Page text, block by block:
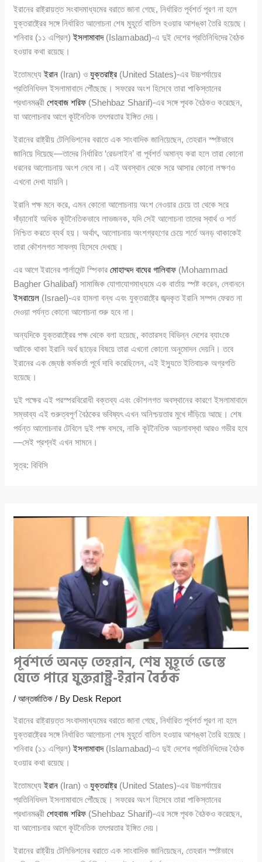
ইরানের রাষ্ট্রায়ত্ত সংবাদমাধ্যমের বরাতে জানা গেছে, নির্ধারিত পূর্বশর্ত পূরণ না হলে
যুক্তরাষ্ট্রের সঙ্গে নির্ধারিত আলোচনা শেষ মুহূর্তে বাতিল হওয়ার আশঙ্কা তৈরি হয়েছে।
শনিবার (১১ এপ্রিল)ইসলামাবাদ(Islamabad)-এ দুই দেশের প্রতিনিধিদের বৈঠক
হওয়ার কথা রয়েছে।
ইতোমধ্যেইরান (Iran) ওযুক্তরাষ্ট্র (United States)-এর উচ্চপর্যায়ের
প্রতিনিধিদল ইসলামাবাদে পৌঁছেছে। সফরের অংশ হিসেবে তারা পাকিস্তানের
প্রধানমন্ত্রীশেহবাজ শরিফ (Shehbaz Sharif)-এর সঙ্গে পৃথক বৈঠকও করেছেন,
যা আলোচনার আগে কূটনৈতিক তৎপরতার ইঙ্গিত দেয়।
ইরানের রাষ্ট্রীয় টেলিভিশনের বরাতে এক সাংবাদিক জানিয়েছেন, তেহরান স্পষ্টভাবে
জানিয়ে দিয়েছে—তাদের নির্ধারিত ‘রেডলাইন’ বা পূর্বশর্ত অমান্য করা হলে তারা কোনো
ধরনের আলোচনায় অংশ নেবে না। এই অবস্থান থেকে সরে আসার কোনো লক্ষণও
এখনো দেখা যায়নি।
ইরানি পক্ষ মনে করে, এমন কোনো আলোচনায় অংশ নেওয়ার চেয়ে তা থেকে সরে
দাঁড়ানোই অধিক কূটনৈতিকভাবে লাভজনক, যদি সেই আলোচনা তাদের স্বার্থ ও শর্ত
নিশ্চিত করতে ব্যর্থ হয়। অর্থাৎ, আলোচনায় অংশগ্রহণের চেয়ে শর্তে অনড় থাকাকেই
তারা কৌশলগত সাফল্য হিসেবে দেখছে।
এর আগে ইরানের পার্লামেন্ট স্পিকারমোহাম্মদ বাঘের গালিবাফ (Mohammad
Bagher Ghalibaf) সামাজিক যোগাযোগমাধ্যমে এক বার্তায় স্পষ্ট করেন, লেবাননে
ইসরায়েল (Israel)-এর হামলা বন্ধ এবং যুক্তরাষ্ট্রে জব্দকৃত ইরানি সম্পদ ফেরত না
দেওয়া পর্যন্ত কোনো আলোচনা শুরু হবে না।
অন্যদিকে যুক্তরাষ্ট্রের পক্ষ থেকে বলা হয়েছে, কাতারসহ বিভিন্ন দেশের ব্যাংকে
আটকে থাকা ইরানি অর্থ ছাড়ের বিষয়ে তারা এখনো কোনো অনুমোদন দেয়নি। তবে
ইরানের এক জ্যেষ্ঠ কর্মকর্তা পূর্বে দাবি করেছিলেন, এই ইস্যুতে ইতিবাচক অগ্রগতি
হয়েছে।
দুই পক্ষের এই পরস্পরবিরোধী বক্তব্য এবং কৌশলগত অবস্থানের কারণে ইসলামাবাদে
সম্ভাব্য এই গুরুত্বপূর্ণ বৈঠকের ভবিষ্যৎ এখন অনিশ্চয়তার মুখে দাঁড়িয়ে আছে। শেষ
পর্যন্ত আলোচনার টেবিলে দুই পক্ষ বসবে, নাকি কূটনৈতিক অচলাবস্থা আরও গভীর হবে
—সেই প্রশ্নই এখন সামনে।
সূত্র: বিবিসি
পূর্বশর্তে অনড় তেহরান, শেষ মুহূর্তে ভেস্তে
যেতে পারে যুক্তরাষ্ট্র-ইরান বৈঠক
/আন্তর্জাতিক / By Desk Report
ইরানের রাষ্ট্রায়ত্ত সংবাদমাধ্যমের বরাতে জানা গেছে, নির্ধারিত পূর্বশর্ত পূরণ না হলে
যুক্তরাষ্ট্রের সঙ্গে নির্ধারিত আলোচনা শেষ মুহূর্তে বাতিল হওয়ার আশঙ্কা তৈরি হয়েছে।
শনিবার (১১ এপ্রিল)ইসলামাবাদ(Islamabad)-এ দুই দেশের প্রতিনিধিদের বৈঠক
হওয়ার কথা রয়েছে।
ইতোমধ্যেইরান (Iran) ওযুক্তরাষ্ট্র (United States)-এর উচ্চপর্যায়ের
প্রতিনিধিদল ইসলামাবাদে পৌঁছেছে। সফরের অংশ হিসেবে তারা পাকিস্তানের
প্রধানমন্ত্রীশেহবাজ শরিফ (Shehbaz Sharif)-এর সঙ্গে পৃথক বৈঠকও করেছেন,
যা আলোচনার আগে কূটনৈতিক তৎপরতার ইঙ্গিত দেয়।
ইরানের রাষ্ট্রীয় টেলিভিশনের বরাতে এক সাংবাদিক জানিয়েছেন, তেহরান স্পষ্টভাবে